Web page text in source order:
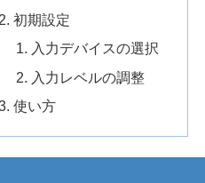
初期設定
入力デバイスの選択
入力レベルの調整
使い方